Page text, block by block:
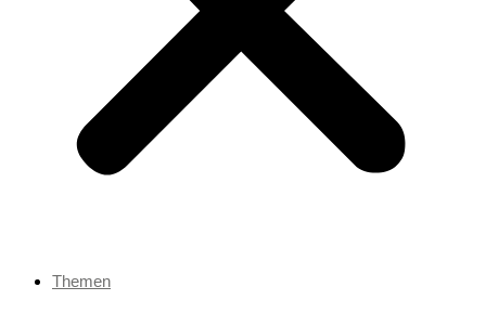
Themen